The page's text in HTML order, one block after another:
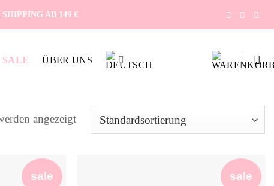
AB 149 €
SALE ÜBER UNS
angezeigt
sale sale